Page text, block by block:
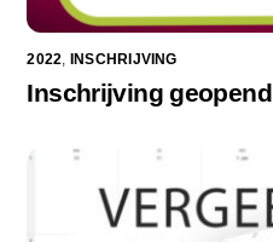
2022, INSCHRIJVING
Inschrijving geopend